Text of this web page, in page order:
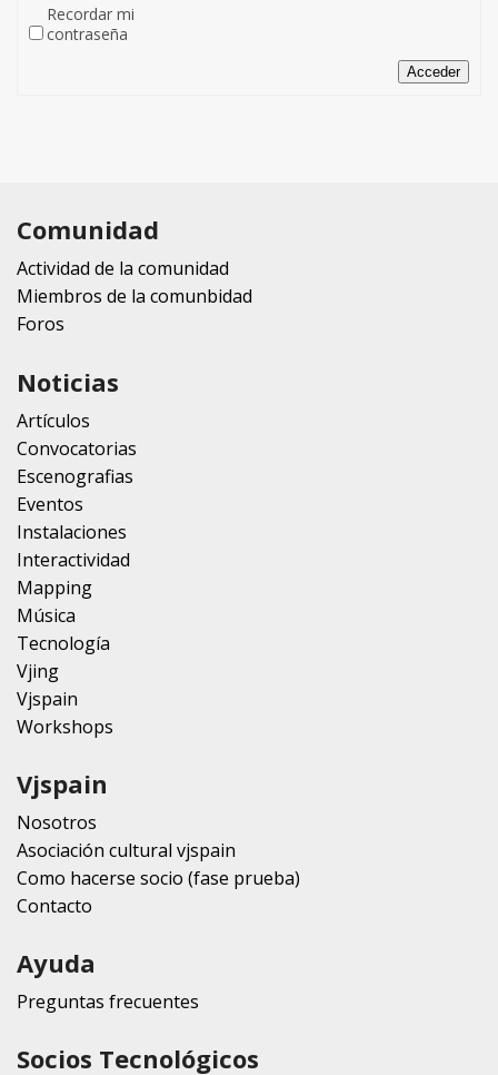
Recordar mi
contraseña
Acceder
Comunidad
Actividad de la comunidad
Miembros de la comunbidad
Foros
Noticias
Artículos
Convocatorias
Escenografias
Eventos
Instalaciones
Interactividad
Mapping
Música
Tecnología
Vjing
Vjspain
Workshops
Vjspain
Nosotros
Asociación cultural vjspain
Como hacerse socio (fase prueba)
Contacto
Ayuda
Preguntas frecuentes
Socios Tecnológicos